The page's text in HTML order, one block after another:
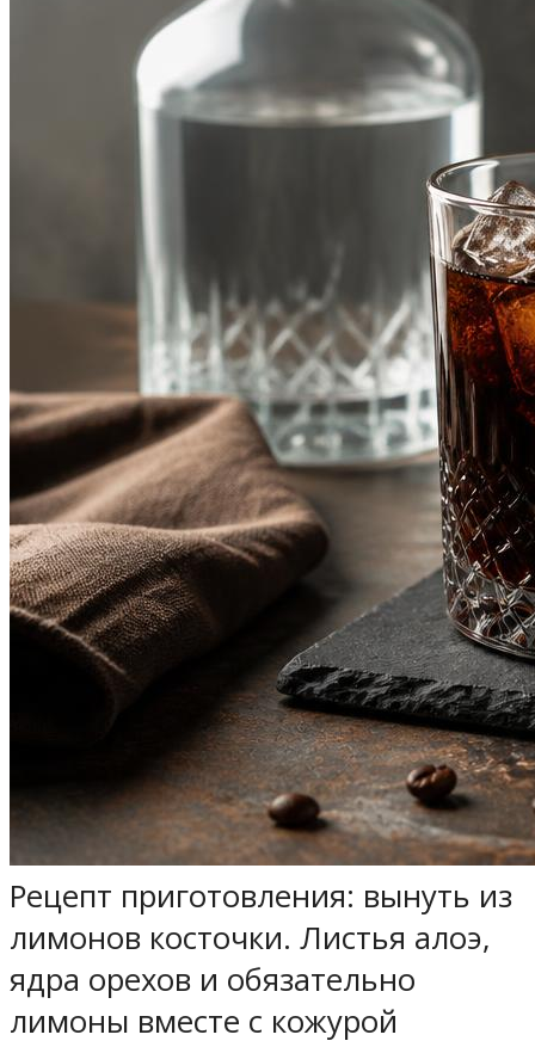
Рецепт приготовления: вынуть из
лимонов косточки. Листья алоэ,
ядра орехов и обязательно
лимоны вместе с кожурой